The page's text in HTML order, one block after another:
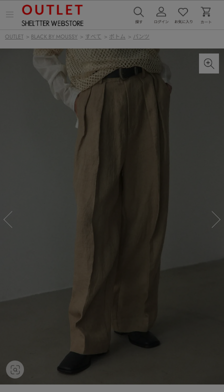
ー
を
OUTLET > BLACK BY MOUSSY > すべて > ボトム > パンツ